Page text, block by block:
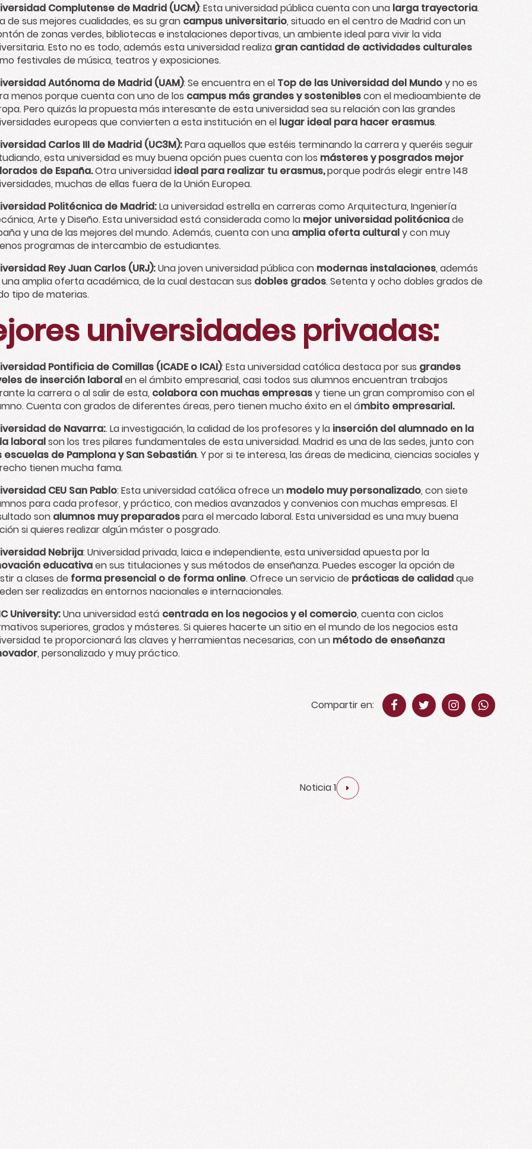
Complutense de Madrid (UCM): Esta universidad pública cuenta con una larga trayectoria.
de sus mejores cualidades, es su gran campus universitario, situado en el centro de Madrid con un
de zonas verdes, bibliotecas e instalaciones deportivas, un ambiente ideal para vivir la vida
Esto no es todo, además esta universidad realiza gran cantidad de actividades culturales
festivales de música, teatros y exposiciones.
Autónoma de Madrid (UAM): Se encuentra en el Top de las Universidad del Mundoy no es
menos porque cuenta con uno de los campus más grandes y sosteniblescon el medioambiente de
Pero quizás la propuesta más interesante de esta universidad sea su relación con las grandes
europeas que convierten a esta institución en el lugar ideal para hacer erasmus.
Carlos III de Madrid (UC3M):Para aquellos que estéis terminando la carrera y queréis seguir
esta universidad es muy buena opción pues cuenta con los másteres y posgrados mejor
de España.Otra universidad ideal para realizar tu erasmus,porque podrás elegir entre 148
muchas de ellas fuera de la Unión Europea.
Politécnica de Madrid:La universidad estrella en carreras como Arquitectura, Ingeniería
Arte y Diseño. Esta universidad está considerada como la mejor universidad politécnicade
y una de las mejores del mundo. Además, cuenta con una amplia oferta culturaly con muy
programas de intercambio de estudiantes.
Rey Juan Carlos (URJ):Una joven universidad pública con modernas instalaciones, además
amplia oferta académica, de la cual destacan sus dobles grados. Setenta y ocho dobles grados de
tipo de materias.
universidades privadas:
Pontificia de Comillas (ICADE o ICAI): Esta universidad católica destaca por sus grandes
de inserción laboralen el ámbito empresarial, casi todos sus alumnos encuentran trabajos
la carrera o al salir de esta, colabora con muchas empresasy tiene un gran compromiso con el
Cuenta con grados de diferentes áreas, pero tienen mucho éxito en el ámbito empresarial.
de Navarra:. La investigación, la calidad de los profesores y la inserción del alumnado en la
laboralson los tres pilares fundamentales de esta universidad. Madrid es una de las sedes, junto con
escuelas de Pamplona y San Sebastián. Y por si te interesa, las áreas de medicina, ciencias sociales y
tienen mucha fama.
CEU San Pablo: Esta universidad católica ofrece un modelo muy personalizado, con siete
para cada profesor, y práctico, con medios avanzados y convenios con muchas empresas. El
son alumnos muy preparadospara el mercado laboral. Esta universidad es una muy buena
si quieres realizar algún máster o posgrado.
Nebrija: Universidad privada, laica e independiente, esta universidad apuesta por la
educativaen sus titulaciones y sus métodos de enseñanza. Puedes escoger la opción de
a clases de forma presencial o de forma online. Ofrece un servicio de prácticas de calidadque
ser realizadas en entornos nacionales e internacionales.
University:Una universidad está centrada en los negocios y el comercio, cuenta con ciclos
superiores, grados y másteres. Si quieres hacerte un sitio en el mundo de los negocios esta
te proporcionará las claves y herramientas necesarias, con un método de enseñanza
, personalizado y muy práctico.
Compartir en:
Noticia 1